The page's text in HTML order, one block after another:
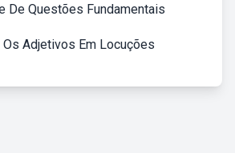
De Questões Fundamentais
Adjetivos Em Locuções